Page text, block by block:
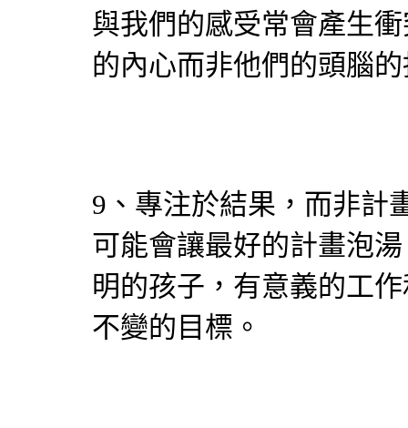
與我們的感受常會產生
的內心而非他們的頭腦
9、專注於結果，而非計
可能會讓最好的計畫泡
明的孩子，有意義的工
不變的目標。